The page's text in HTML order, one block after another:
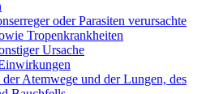
oder Parasiten verursachte
Tropenkrankheiten
Ursache
Atemwege und der Lungen, des